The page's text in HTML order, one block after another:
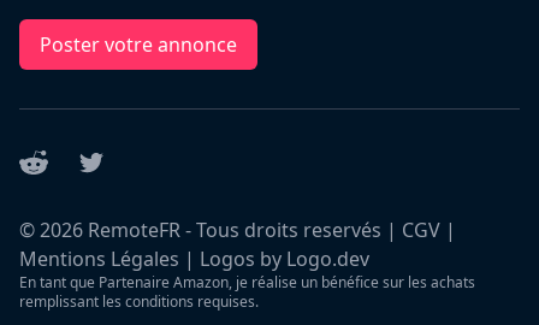
Poster votre annonce
Reddit Twitter
©2026 RemoteFR - Tous droits reservés | CGV |
Mentions Légales | Logos by Logo.dev
En tant que Partenaire Amazon, je réalise un bénéfice sur les achats
remplissant les conditions requises.